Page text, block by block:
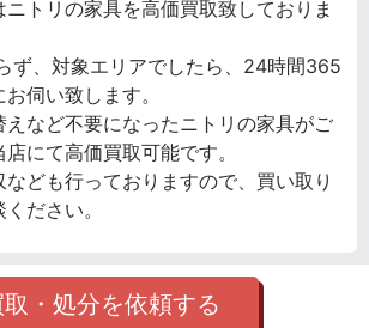
トリの家具を高価買取致しておりま
ず、対象エリアでしたら、24時間365
伺い致します。
えなど不要になったニトリの家具がご
にて高価買取可能です。
ども行っておりますので、買い取り
ださい。
取・処分を依頼する